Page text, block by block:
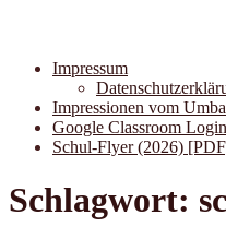
Impressum
Impressionen vom
Google Classroom Login
Schul-Flyer (2026)
Schlagwort: